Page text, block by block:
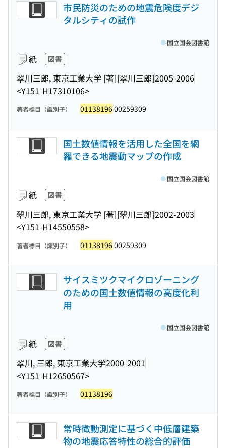
市民防災のための地震危険度デジ
タルシティの試作
紙 図書
翠川三郎, 東京工業大学 [著][翠川三郎]2005-2006
<Y151-H17310106>
国立国会図書館
著者標目（識別子） 0113819600259309
国土数値情報を活用した全国を網
羅できる地震動マップの作成
紙 図書
翠川三郎, 東京工業大学 [著][翠川三郎]2002-2003
<Y151-H14550558>
国立国会図書館
著者標目（識別子） 0113819600259309
サイスミツクマイクロゾーニング
のための国土数値情報の高度化利
用
紙 図書
翠川, 三郎, 東京工業大学2000-2001
<Y151-H12650567>
国立国会図書館
著者標目（識別子） 01138196
常時微動測定に基づく中低層建築
物の地震応答特性の総合的評価